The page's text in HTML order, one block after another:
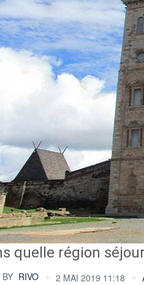
quelle région
BY RIVO 2 MAI 2019 11:18